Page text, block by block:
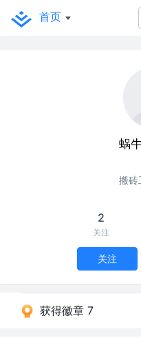
首页
蜗
搬砖
2
关注
关注
获得徽章 7